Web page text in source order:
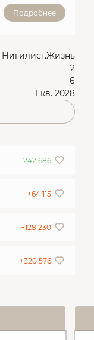
Подробнее
Нигилист.Жизнь
2
6
1 кв. 2028
-242 686
+64 115
+128 230
+320 576